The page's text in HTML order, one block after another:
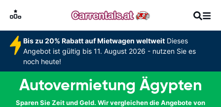
Bis zu 20% Rabatt auf Mietwagen weltweitDieses
Angebot ist gültig bis 11. August 2026 - nutzen Sie es
noch heute!
Autovermietung Ägypten
Sparen Sie Zeit und Geld. Wir vergleichen die Angebote von